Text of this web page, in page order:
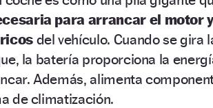
para arrancar el motor
del vehículo. Cuando se gira
la batería proporciona la
Además, alimenta
de climatización.